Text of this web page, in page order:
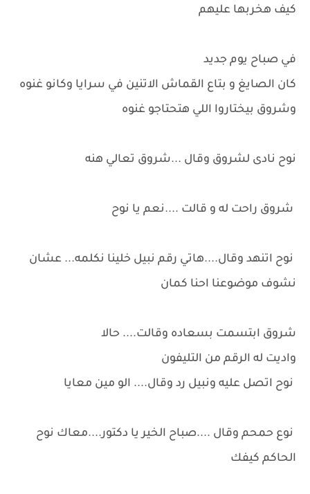
كيف هخربها عليهم
في صباح يوم جديد
كان الصايغ و بتاع القماش الاتنين في سرايا وكانو غنوه
وشروق بيختاروا اللي هتحتاجو غنوه
نوح نادى لشروق وقال ...شروق تعالي هنه
شروق راحت له و قالت ....نعم يا نوح
نوح اتنهد وقال....هاتي رقم نبيل خلينا نكلمه... عشان
نشوف موضوعنا احنا كمان
شروق ابتسمت بسعاده وقالت.... حالا
واديت له الرقم من التليفون
نوح اتصل عليه ونبيل رد وقال.... الو مين معايا
نوع حمحم وقال ....صباح الخير يا دكتور....معاك نوح
الحاكم كيفك